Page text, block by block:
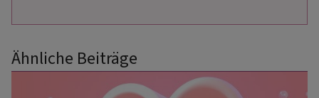
Ähnliche Beiträge